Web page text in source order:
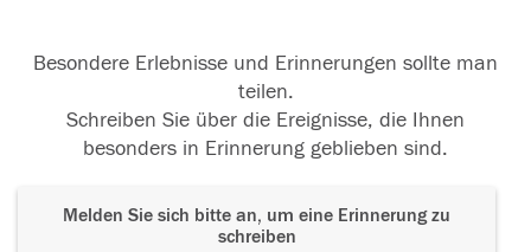
Besondere Erlebnisse und Erinnerungen sollte man
teilen.
Schreiben Sie über die Ereignisse, die Ihnen
besonders in Erinnerung geblieben sind.
Melden Sie sich bitte an, um eine Erinnerung zu
schreiben